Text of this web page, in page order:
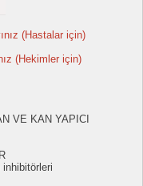
(Hastalar için)
(Hekimler için)
VE KAN YAPICI